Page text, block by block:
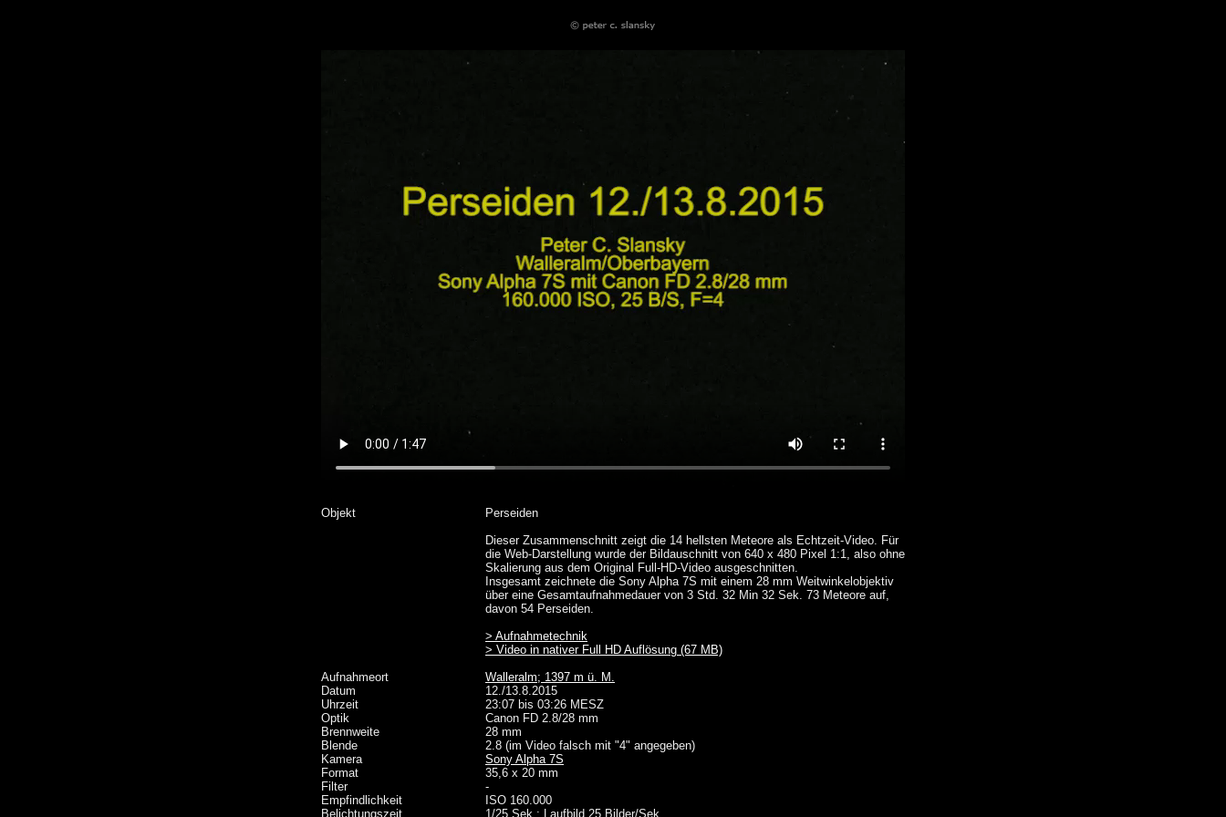
Objekt
Perseiden
Dieser Zusammenschnitt zeigt die 14 hellsten Meteore als Echtzeit-Video. Für
die Web-Darstellung wurde der Bildauschnitt von 640 x 480 Pixel 1:1, also ohne
Skalierung aus dem Original Full-HD-Video ausgeschnitten.
Insgesamt zeichnete die Sony Alpha 7S mit einem 28 mm Weitwinkelobjektiv
über eine Gesamtaufnahmedauer von 3 Std. 32 Min 32 Sek. 73 Meteore auf,
davon 54 Perseiden.
> Aufnahmetechnik
> Video in nativer Full HD Auflösung (67 MB)
Aufnahmeort
Walleralm; 1397 m ü. M.
Datum
12./13.8.2015
Uhrzeit
23:07 bis 03:26 MESZ
Optik
Canon FD 2.8/28 mm
Brennweite
28 mm
Blende
2.8 (im Video falsch mit "4" angegeben)
Kamera
Sony Alpha 7S
Format
35,6 x 20 mm
Filter
-
Empfindlichkeit
ISO 160.000
Belichtungszeit
1/25 Sek.; Laufbild 25 Bilder/Sek.